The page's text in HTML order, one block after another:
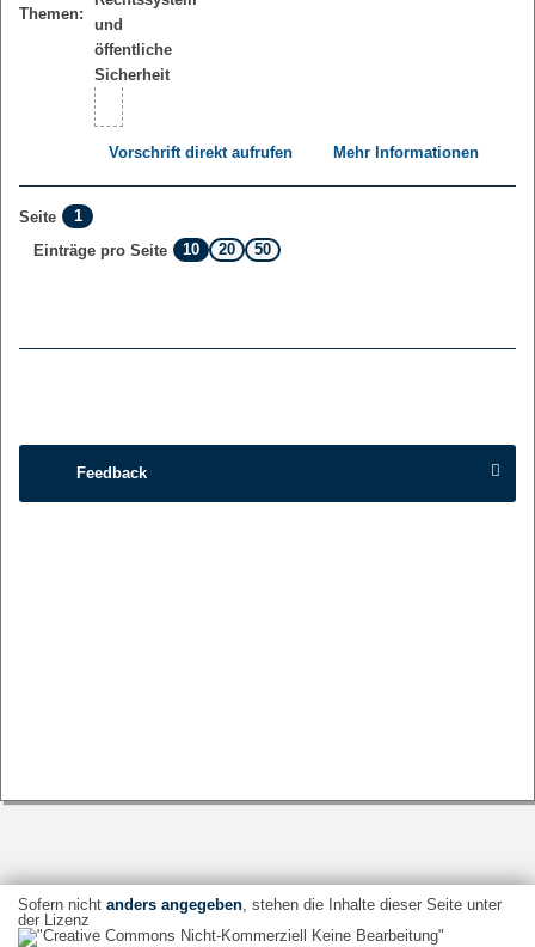
Themen:
Vorschrift direkt aufrufen Mehr Informationen
Seite
1
Einträge pro Seite
10 20 50
Feedback
Sofern nicht anders angegeben, stehen die Inhalte dieser Seite unter
der Lizenz